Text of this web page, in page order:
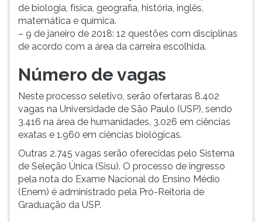
de biologia, física, geografia, história, inglês,
matemática e química.
– 9 de janeiro de 2018: 12 questões com disciplinas
de acordo com a área da carreira escolhida.
Número de vagas
Neste processo seletivo, serão ofertaras 8.402
vagas na Universidade de São Paulo (USP), sendo
3.416 na área de humanidades, 3.026 em ciências
exatas e 1.960 em ciências biológicas.
Outras 2.745 vagas serão oferecidas pelo Sistema
de Seleção Única (Sisu). O processo de ingresso
pela nota do Exame Nacional do Ensino Médio
(Enem) é administrado pela Pró-Reitoria de
Graduação da USP.